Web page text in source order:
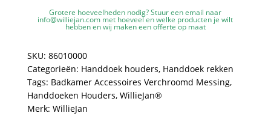
-
60
cm
-
Verchroomd
Grotere hoeveelheden nodig? Stuur een email naar
info@williejan.com met hoeveel en welke producten je wilt
hebben en wij maken een offerte op maat
SKU: 86010000
Categorieën: Handdoek houders, Handdoek rekken
Tags: Badkamer Accessoires Verchroomd Messing,
Handdoeken Houders, WillieJan®
Merk: WillieJan